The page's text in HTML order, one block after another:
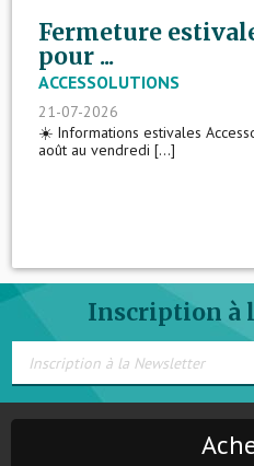
Fermeture
pour ...
ACCESSOLUTIONS
21-07-2026
☀️ Informations estivales
août au vendredi [...]
Inscription à